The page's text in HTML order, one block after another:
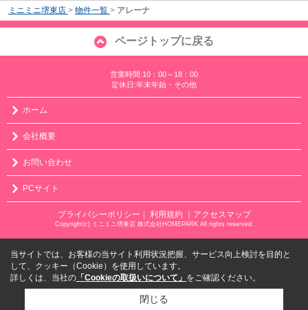
ミニミニ堺東店 > 物件一覧 > アレーナ
ページトップに戻る
営業時間:10：00～18：00
定休日:年末年始・その他
ホーム
会社概要
お問い合わせ
PCサイト
プライバシーポリシー 利用規約 ｜アクセスマップ
Copyright(c) ミニミニ堺東店 株式会社HOMEPARK All rights reserved.
当サイトでは、お客様の当サイト利用状況把握、サービス向上検討を目的と
して、クッキー（Cookie）を使用しています。
詳しくは、当社の 「Cookieの取扱いについて」 をご確認ください。
閉じる